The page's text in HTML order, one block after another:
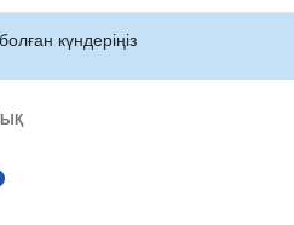
күндеріңіз